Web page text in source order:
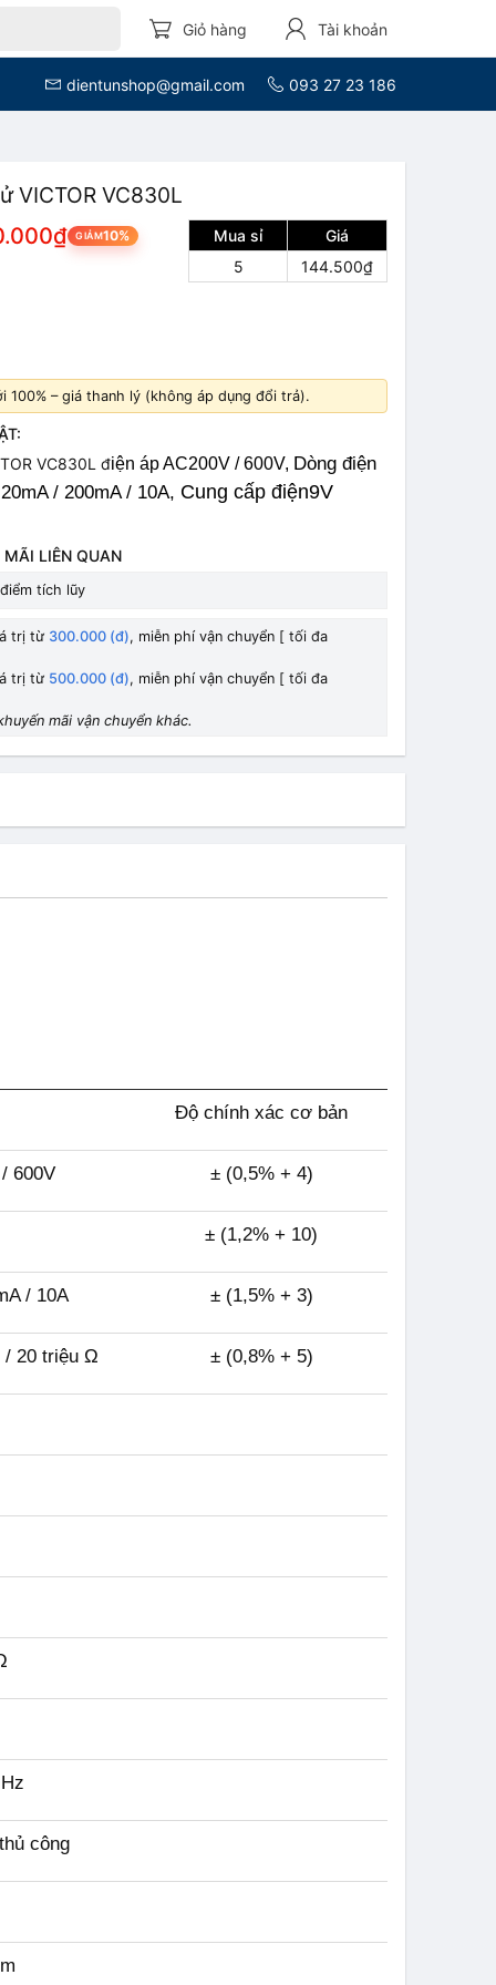
Giỏ hàng Tài khoản
dientunshop@gmail.com 093 27 23 186
VICTOR VC830L
GIẢM10% Mua sỉ
Giá
5
144.500₫
100% – giá thanh lý (không áp dụng đổi trả).
VC830L điện áp AC200V / 600V, Dòng điện
/ 200mA / 10A, Cung cấp điện9V
MÃI LIÊN QUAN
tích lũy
trị từ 300.000 (đ), miễn phí vận chuyển [ tối đa
trị từ 500.000 (đ), miễn phí vận chuyển [ tối đa
mãi vận chuyển khác.
Độ chính xác cơ bản
600V ± (0,5% + 4)
± (1,2% + 10)
/ 10A ± (1,5% + 3)
20 triệu Ω ± (0,8% + 5)
công